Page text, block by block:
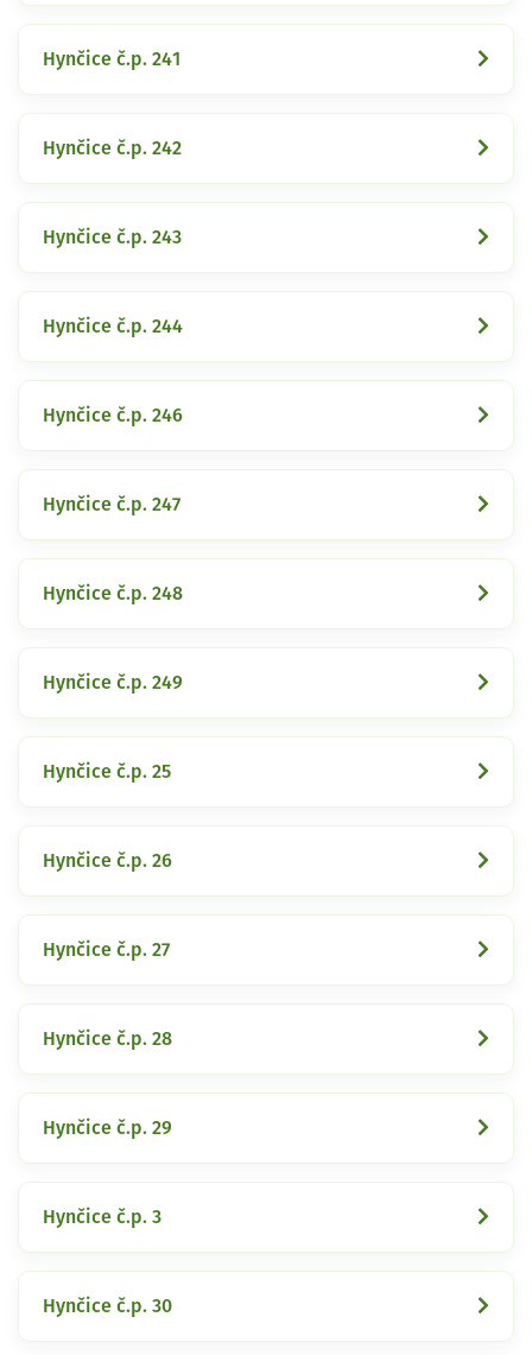
Hynčice č.p. 241
Hynčice č.p. 242
Hynčice č.p. 243
Hynčice č.p. 244
Hynčice č.p. 246
Hynčice č.p. 247
Hynčice č.p. 248
Hynčice č.p. 249
Hynčice č.p. 25
Hynčice č.p. 26
Hynčice č.p. 27
Hynčice č.p. 28
Hynčice č.p. 29
Hynčice č.p. 3
Hynčice č.p. 30